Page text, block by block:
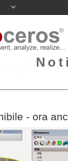
- ora